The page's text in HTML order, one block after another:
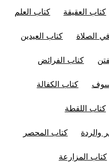
كتاب العقيقة كتاب العلم
الصلاة كتاب العيدين
كتاب الفرائض
كتاب الكفالة
كتاب اللقطة
والردة كتاب المحصر
كتاب المزارعة